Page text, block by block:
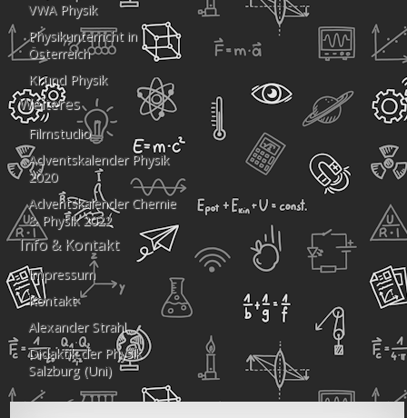
VWA Physik
Physikunterricht in
Österreich
KI und Physik
Weiteres
Filmstudio
Adventskalender Physik
2020
Adventskalender Chemie
& Physik 2022
Info & Kontakt
Impressum
Kontakt
Alexander Strahl
Didaktik der Physik
Salzburg (Uni)